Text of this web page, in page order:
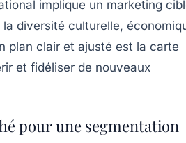
implique un marketing
diversité culturelle,
plan clair et ajusté est la carte
et fidéliser de nouveaux
pour une segmentation